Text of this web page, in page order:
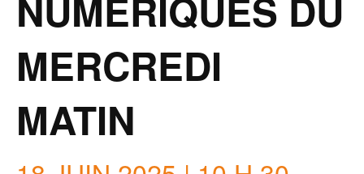
MERCREDI
MATIN